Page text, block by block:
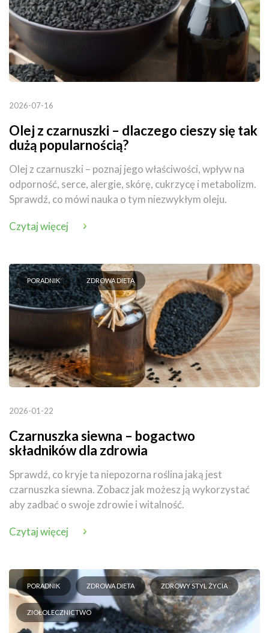
2026-07-16
Olej z czarnuszki – dlaczego cieszy się tak
dużą popularnością?
Olej z czarnuszki – poznaj jego właściwości, wpływ na
odporność, serce, alergie, skórę, cukrzycę i metabolizm.
Sprawdź, co mówi nauka o tym niezwykłym oleju.
Czytaj więcej
PORADNIK ZDROWA DIETA
2026-01-22
Czarnuszka siewna – bogactwo
składników dla zdrowia
Sprawdź, co kryje ta niepozorna roślina jaką jest
czarnuszka siewna. Zobacz jak możesz ją wykorzystać
aby zadbać o swoje zdrowie i witalność.
Czytaj więcej
PORADNIK ZDROWA DIETA ZDROWY STYL ŻYCIA
ZIOŁOLECZNICTWO